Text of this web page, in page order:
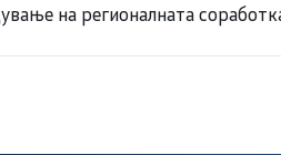
на регионалната